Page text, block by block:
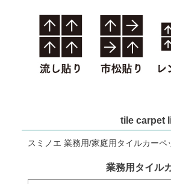
tile carpet
スミノエ 業務用/家庭用タイルカーペ
業務用タイル